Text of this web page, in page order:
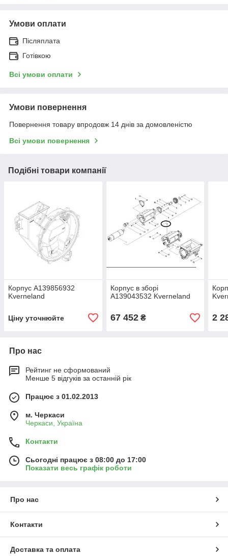
Умови оплати
Післяплата
Готівкою
Всі умови оплати
Умови повернення
Повернення товару впродовж 14 днів за домовленістю
Всі умови повернення
Подібні товари компанії
Корпус A139856932
Kverneland
Ціну уточнюйте
Корпус в зборі
A139043532 Kverneland
67 452₴ 2
Про нас
Рейтинг не сформований
Менше 5 відгуків за останній рік
Працює з 01.02.2013
м. Черкаси
Черкаси, Україна
Контакти
Сьогодні працює з 08:00 до 17:00
Показати весь графік роботи
Про нас
Контакти
Доставка та оплата